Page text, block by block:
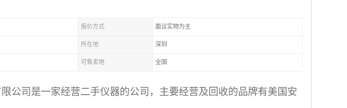
报价方式 面议实物为主
所在地 深圳
可售卖地 全国
公司是一家经营二手仪器的公司，主要经营及回收的品牌有美国安